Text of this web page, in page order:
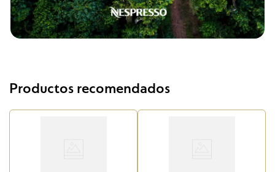
Productos recomendados